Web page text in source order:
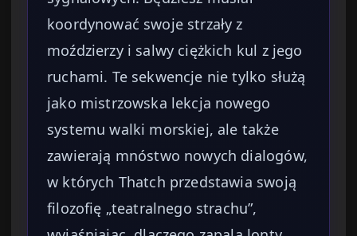
koordynować swoje strzały z
moździerzy i salwy ciężkich kul z jego
ruchami. Te sekwencje nie tylko służą
jako mistrzowska lekcja nowego
systemu walki morskiej, ale także
zawierają mnóstwo nowych dialogów,
w których Thatch przedstawia swoją
filozofię „teatralnego strachu”,